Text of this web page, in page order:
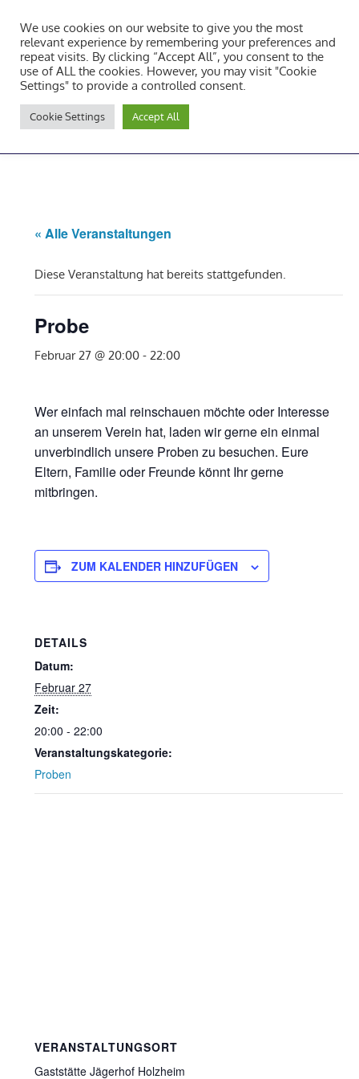
Inhalt
springenTambourcorps Concordia
Holzheim 1923
Tambourcorps
ConcordiaNAVIGATION
« Alle Veranstaltungen
Diese Veranstaltung hat bereits stattgefunden.
Probe
Februar 27 @ 20:00- 22:00
Wer einfach mal reinschauen möchte oder Interesse
an unserem Verein hat, laden wir gerne ein einmal
unverbindlich unsere Proben zu besuchen. Eure
Eltern, Familie oder Freunde könnt Ihr gerne
mitbringen.
ZUM KALENDER HINZUFÜGEN
DETAILS
Datum:
Februar 27
Zeit:
20:00 - 22:00
Veranstaltungskategorie:
Proben
VERANSTALTUNGSORT
Gaststätte Jägerhof Holzheim
We use cookies on our website to give you the most
relevant experience by remembering your preferences and
repeat visits. By clicking “Accept All”, you consent to the
use of ALL the cookies. However, you may visit "Cookie
Settings" to provide a controlled consent.
Cookie Settings Accept All